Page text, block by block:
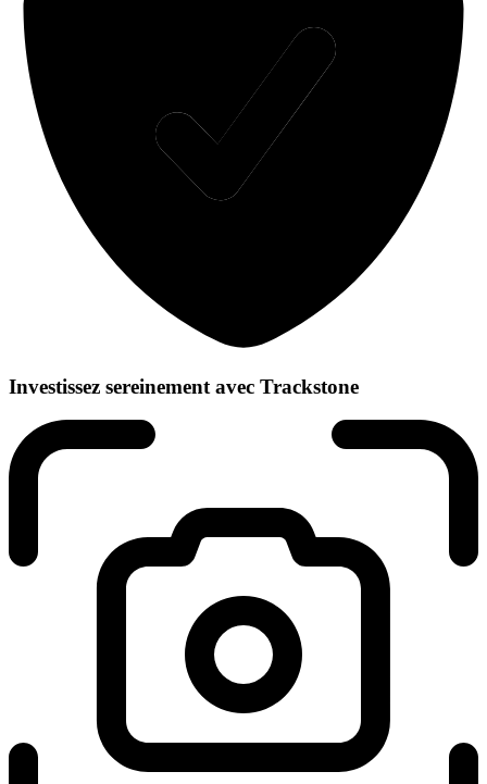
Investissez sereinement avec Trackstone